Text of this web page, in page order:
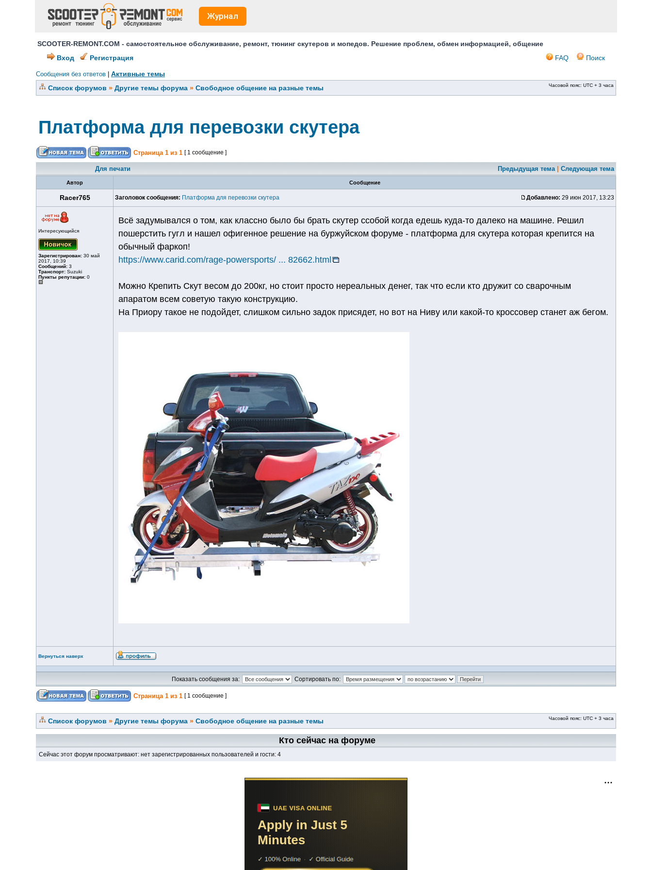
Журнал
SCOOTER-REMONT.COM - самостоятельное обслуживание, ремонт, тюнинг скутеров и мопедов. Решение проблем, обмен информацией, общение
Вход
Регистрация FAQ Поиск
Сообщения без ответов
Активные темы
Список форумов » Другие темы форума » Свободное общение на разные темы Часовой пояс: UTC + 3 часа
Платформа для перевозки скутера
Страница 1 из 1 [ 1 сообщение ]
Для печати Предыдущая тема| Следующая тема
Автор Сообщение
Racer765 Заголовок сообщения: Платформа для перевозки скутера Добавлено: 29 июн 2017, 13:23
Интересующийся
Зарегистрирован: 30 май
2017, 10:39
Сообщений: 3
Транспорт: Suzuki
Пункты репутации: 0
Всё задумывался о том, как классно было бы брать скутер ссобой когда едешь куда-то далеко на машине. Решил
пошерстить гугл и нашел офигенное решение на буржуйском форуме - платформа для скутера которая крепится на
обычный фаркоп!
https://www.carid.com/rage-powersports/ ... 82662.html
Можно Крепить Скут весом до 200кг, но стоит просто нереальных денег, так что если кто дружит со сварочным
апаратом всем советую такую конструкцию.
На Приору такое не подойдет, слишком сильно задок присядет, но вот на Ниву или какой-то кроссовер станет аж бегом.
Вернуться наверх
Показать сообщения за: Сортировать по:
Страница 1 из 1 [ 1 сообщение ]
Список форумов » Другие темы форума » Свободное общение на разные темы Часовой пояс: UTC + 3 часа
Кто сейчас на форуме
Сейчас этот форум просматривают: нет зарегистрированных пользователей и гости: 4